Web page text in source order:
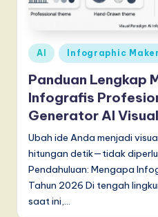
n
e
si
a
n
-
L
a
Posted
in
AI Infographic Maker
Panduan Lengkap
Infografis
Generator AI
Ubah ide Anda menjadi
hitungan detik—tidak
Pendahuluan: Mengapa
Tahun 2026 Di tengah
saat ini,…